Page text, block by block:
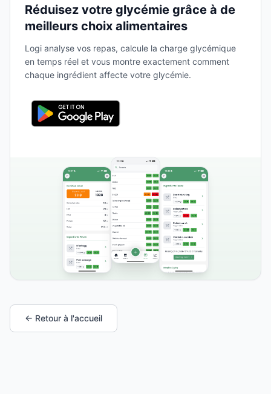
Réduisez votre glycémie grâce à de
meilleurs choix alimentaires
Logi analyse vos repas, calcule la charge glycémique
en temps réel et vous montre exactement comment
chaque ingrédient affecte votre glycémie.
← Retour à l'accueil